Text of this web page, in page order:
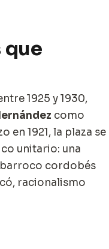
que
1925 y 1930,
como
1921, la plaza se
unitario: una
cordobés
racionalismo